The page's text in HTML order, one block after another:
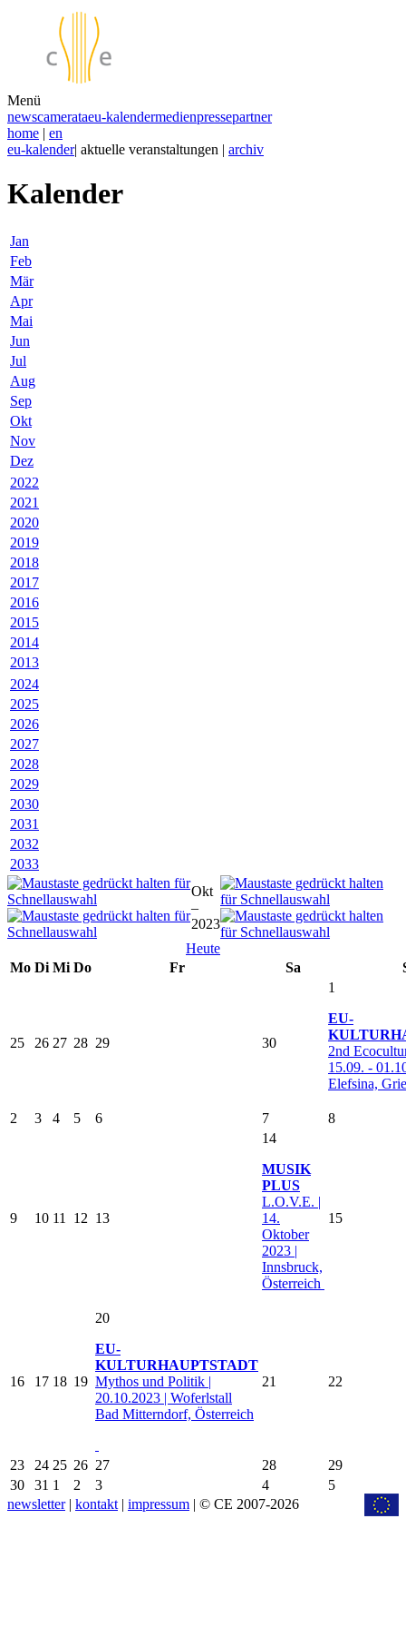
Menü
newscamerataeu-kalendermedienpressepartner
home | en
eu-kalender| aktuelle veranstaltungen | archiv
Kalender
Jan
Feb
Mär
Apr
Mai
Jun
Jul
Aug
Sep
Okt
Nov
Dez
2022
2021
2020
2019
2018
2017
2016
2015
2014
2013
2024
2025
2026
2027
2028
2029
2030
2031
2032
2033
Okt
–
2023
Heute
Mo Di Mi Do Fr Sa
25 26 27 28 29 30
1
EU-
2nd
15.09. -
Elefsina,
2 3 4 5 6 7 8
9 10 11 12 13
14
MUSIK
PLUS
L.O.V.E. |
14.
Oktober
2023 |
Innsbruck,
Österreich
15
16 17 18 19
20
EU-
KULTURHAUPTSTADT
Mythos und Politik |
20.10.2023 | Woferlstall
Bad Mitterndorf, Österreich
21 22
23 24 25 26 27 28
29
30
31 1 2 3 4
5
newsletter| kontakt | impressum | © CE 2007-2026